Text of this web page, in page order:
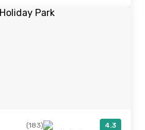
(183) 4.3